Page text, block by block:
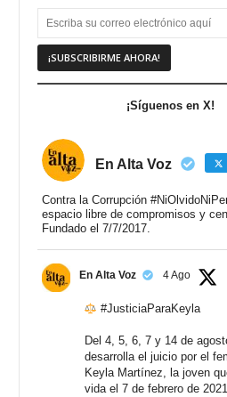
¡Síguenos en X!
En Alta Voz
Contra la Corrupción
espacio libre de compromisos y
Fundado el 7/7/2017.
En Alta Voz 4 Ago
#JusticiaParaKeyla
Del 4, 5, 6, 7 y 14 de
desarrolla el juicio por el
Keyla Martínez, la joven
vida el 7 de febrero de